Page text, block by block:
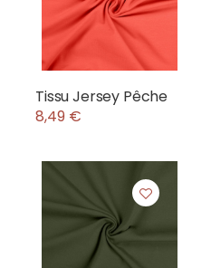
Tissu Jersey Pêche
8,49 €